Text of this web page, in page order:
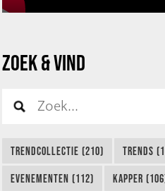
ZOEK & VIND
TRENDCOLLECTIE (210) TRENDS
EVENEMENTEN (112) KAPPER